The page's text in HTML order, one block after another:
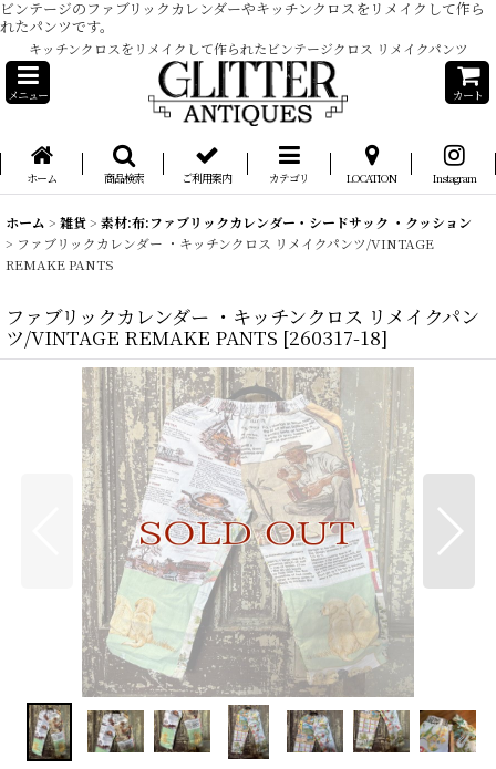
ビンテージのファブリックカレンダーやキッチンクロスをリメイクして作ら
れたパンツです。
キッチンクロスをリメイクして作られたビンテージクロス リメイクパンツ
メニュー カート
ホーム 商品検索 ご利用案内 カテゴリ LOCATION Instagram
ホーム > 雑貨> 素材:布:ファブリックカレンダー・シードサック ・クッション
> ファブリックカレンダー ・キッチンクロス リメイクパンツ/VINTAGE
REMAKE PANTS
ファブリックカレンダー ・キッチンクロス リメイクパン
ツ/VINTAGE REMAKE PANTS [260317-18]